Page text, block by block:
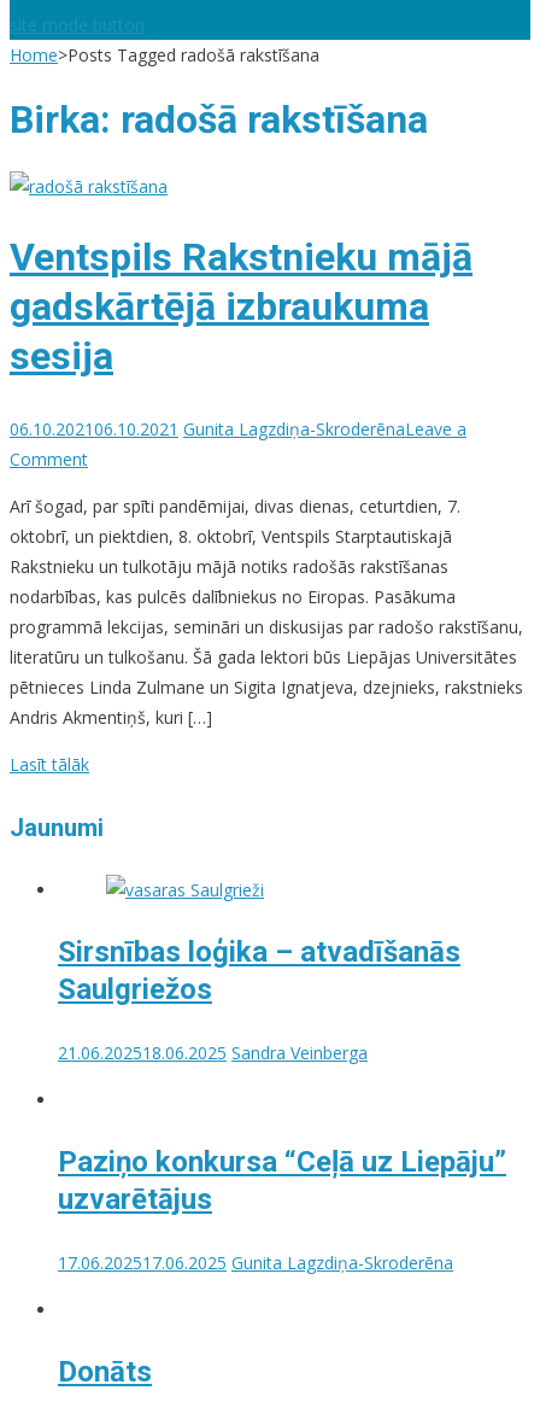
site mode button
Home>Posts Tagged radošā rakstīšana
Birka: radošā rakstīšana
Ventspils Rakstnieku mājā
gadskārtējā izbraukuma
sesija
06.10.202106.10.2021 Gunita Lagzdiņa-SkroderēnaLeave a
Commenton
Rakstnieku
mājā
gadskārtējā
izbraukuma
sesija
Arī šogad, par spīti pandēmijai, divas dienas, ceturtdien, 7.
oktobrī, un piektdien, 8. oktobrī, Ventspils Starptautiskajā
Rakstnieku un tulkotāju mājā notiks radošās rakstīšanas
nodarbības, kas pulcēs dalībniekus no Eiropas. Pasākuma
programmā lekcijas, semināri un diskusijas par radošo rakstīšanu,
literatūru un tulkošanu. Šā gada lektori būs Liepājas Universitātes
pētnieces Linda Zulmane un Sigita Ignatjeva, dzejnieks, rakstnieks
Andris Akmentiņš, kuri […]
Lasīt tālāk
Jaunumi
Sirsnības loģika – atvadīšanās
Saulgriežos
21.06.202518.06.2025 Sandra Veinberga
Paziņo konkursa “Ceļā uz Liepāju”
uzvarētājus
17.06.202517.06.2025 Gunita Lagzdiņa-Skroderēna
Donāts